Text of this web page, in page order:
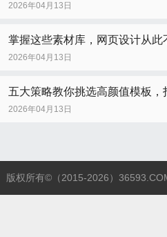
2026年04月13日
掌握这些素材库，网页设计从此
2026年04月13日
五大策略教你挑选高颜值模板，
2026年04月13日
版权所有©（2015-2026）